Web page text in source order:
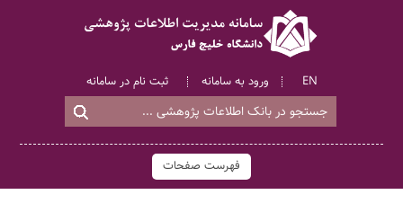
ثبت نام در سامانه ورود به سامانه EN
فهرست صفحات